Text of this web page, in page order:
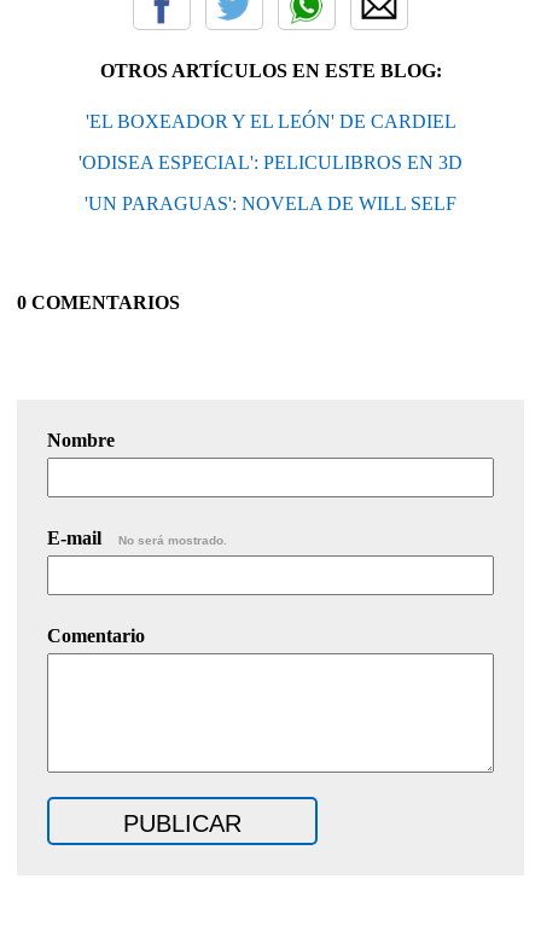
OTROS ARTÍCULOS EN ESTE BLOG:
'EL BOXEADOR Y EL LEÓN' DE CARDIEL
'ODISEA ESPECIAL': PELICULIBROS EN 3D
'UN PARAGUAS': NOVELA DE WILL SELF
0 COMENTARIOS
Nombre
E-mail No será mostrado.
Comentario